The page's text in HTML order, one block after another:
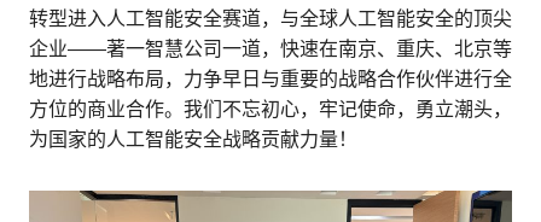
转型进入人工智能安全赛道，与全球人工智能安全的顶尖
企业——著一智慧公司一道，快速在南京、重庆、北京等
地进行战略布局，力争早日与重要的战略合作伙伴进行全
方位的商业合作。我们不忘初心，牢记使命，勇立潮头，
为国家的人工智能安全战略贡献力量！